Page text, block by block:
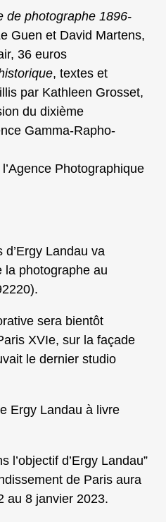
de photographe 1896-
Guen et David Martens,
36 euros
, textes et
par Kathleen Grosset,
du dixième
Gamma-Rapho-
Photographique
d’Ergy Landau va
la photographe au
sera bientôt
XVIe, sur la façade
le dernier studio
Ergy Landau à livre
l’objectif d’Ergy Landau”
de Paris aura
au 8 janvier 2023.